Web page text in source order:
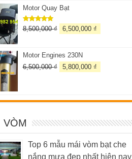
Motor Quay Bạt
Được xếp
8,500,000₫ 6,500,000 ₫
Motor Engines 230N
6,500,000₫ 5,800,000 ₫
VÒM
Top 6 mẫu mái vòm bạt che
nắng mưa đẹp nhất hiện nay